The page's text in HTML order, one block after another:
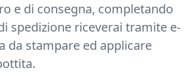
e di consegna, completando
spedizione riceverai tramite e-
da stampare ed applicare